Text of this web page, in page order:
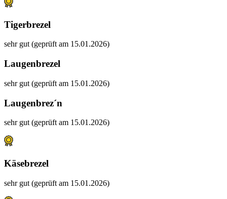
Tigerbrezel
sehr gut (geprüft am 15.01.2026)
Laugenbrezel
sehr gut (geprüft am 15.01.2026)
Laugenbrez´n
sehr gut (geprüft am 15.01.2026)
Käsebrezel
sehr gut (geprüft am 15.01.2026)